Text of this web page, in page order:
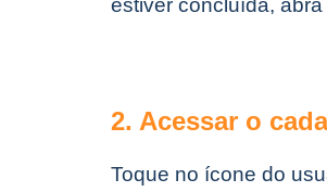
estiver concluída,
2. Acessar o
Toque no ícone do